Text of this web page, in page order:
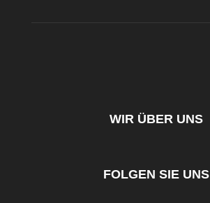
WIR ÜBER UNS
FOLGEN SIE UNS